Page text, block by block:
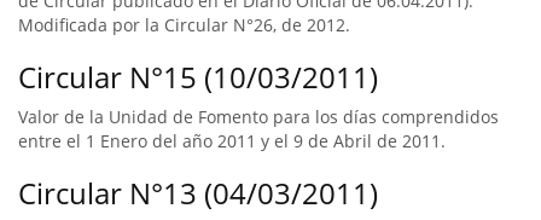
Modificada por la Circular N°26, de 2012.
Circular N°15 (10/03/2011)
Valor de la Unidad de Fomento para los días comprendidos
entre el 1 Enero del año 2011 y el 9 de Abril de 2011.
Circular N°13 (04/03/2011)